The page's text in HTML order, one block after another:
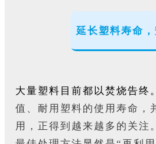
延长塑料寿命，
大量塑料目前都以焚烧告终。
值、耐用塑料的使用寿命，
用，正得到越来越多的关注